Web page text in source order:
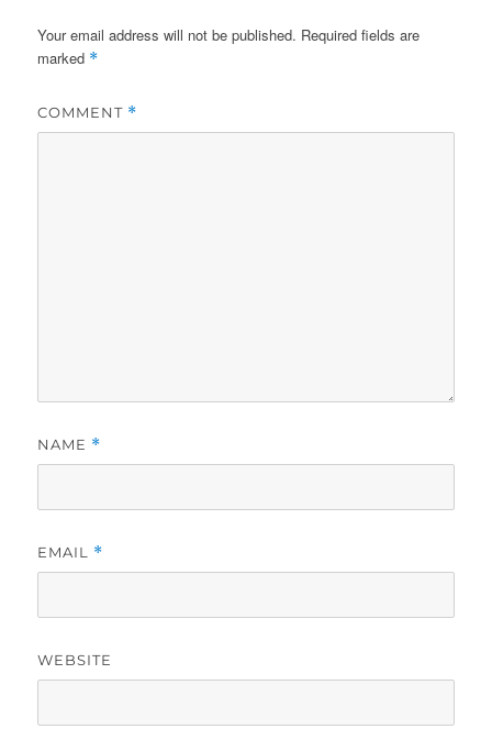
Your email address will not be published. Required fields are
marked *
COMMENT *
NAME *
EMAIL *
WEBSITE